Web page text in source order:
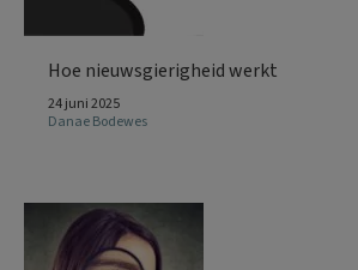
Hoe nieuwsgierigheid werkt
24 juni 2025
Danae Bodewes